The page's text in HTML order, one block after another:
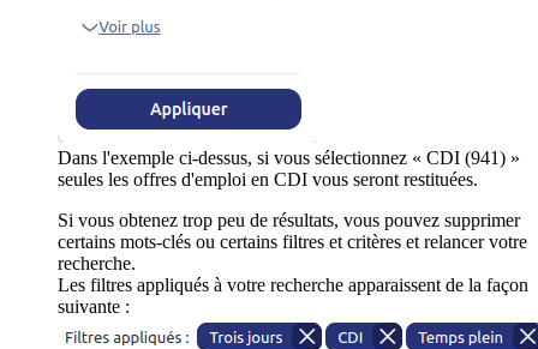
Dans l'exemple ci-dessus, si vous sélectionnez « CDI (941) »
seules les offres d'emploi en CDI vous seront restituées.
Si vous obtenez trop peu de résultats, vous pouvez supprimer
certains mots-clés ou certains filtres et critères et relancer votre
recherche.
Les filtres appliqués à votre recherche apparaissent de la façon
suivante :